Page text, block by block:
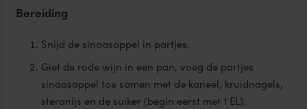
Bereiding
Snijd de sinaasappel in partjes.
Giet de rode wijn in een pan, voeg de partjes
sinaasappel toe samen met de kaneel, kruidnagels,
steranijs en de suiker (begin eerst met 1 EL).